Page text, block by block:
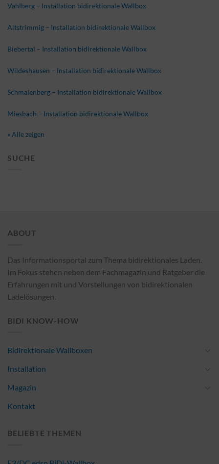
Vahlberg – Installation bidirektionale Wallbox
Altstrimmig – Installation bidirektionale Wallbox
Biebertal – Installation bidirektionale Wallbox
Wildeshausen – Installation bidirektionale Wallbox
Schmalenberg – Installation bidirektionale Wallbox
Miesbach – Installation bidirektionale Wallbox
» Alle zeigen
SUCHE
ABOUT
Das Informationsportal zum Thema bidirektionales Laden.
Im Fokus stehen neben dem Fachmagazin und Ratgeber die
Erfahrungen mit und Vorstellungen von bidirektionalen
Ladelösungen.
BIDI KNOW-HOW
Bidirektionale Wallboxen
Installation
Magazin
Kontakt
BELIEBTE THEMEN